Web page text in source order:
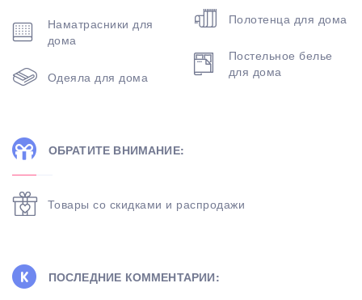
Наматрасники для
дома
Одеяла для дома
Полотенца для дома
Постельное белье
для дома
ОБРАТИТЕ ВНИМАНИЕ:
Товары со скидками и распродажи
ПОСЛЕДНИЕ КОММЕНТАРИИ: